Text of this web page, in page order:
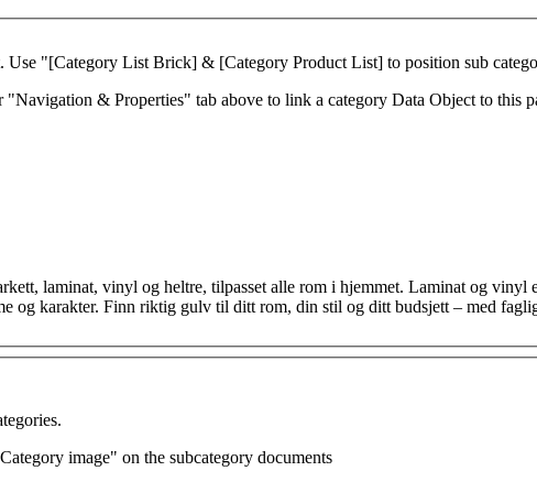
Use "[Category List Brick] & [Category Product List] to position sub
& Properties" tab above to link a category Data Object to this
laminat, vinyl og heltre, tilpasset alle rom i hjemmet. Laminat og
og karakter. Finn riktig gulv til ditt rom, din stil og ditt budsjett – med
image" on the subcategory documents